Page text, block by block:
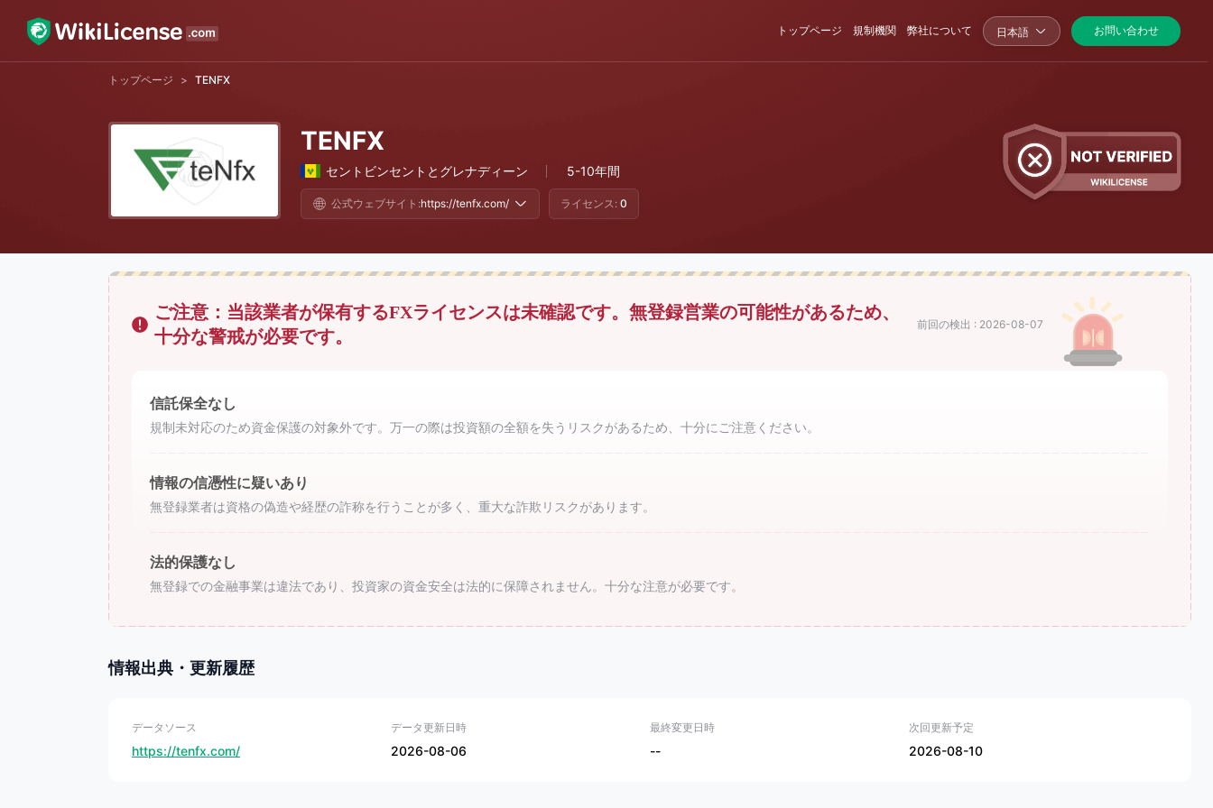
トップページ 規制機関 弊社について 日本語 お問い合わせ
トップページ > TENFX
TENFX
セントビンセントとグレナディーン 5-10年間
公式ウェブサイト:https://tenfx.com/ ライセンス: 0
ご注意：当該業者が保有するFXライセンスは未確認です。無登録営業の可能性があるため、
十分な警戒が必要です。
前回の検出 : 2026-08-07
信託保全なし
規制未対応のため資金保護の対象外です。万一の際は投資額の全額を失うリスクがあるため、十分にご注意ください。
情報の信憑性に疑いあり
無登録業者は資格の偽造や経歴の詐称を行うことが多く、重大な詐欺リスクがあります。
法的保護なし
無登録での金融事業は違法であり、投資家の資金安全は法的に保障されません。十分な注意が必要です。
情報出典・更新履歴
データソース
https://tenfx.com/
データ更新日時
2026-08-06
最終変更日時
--
次回更新予定
2026-08-10